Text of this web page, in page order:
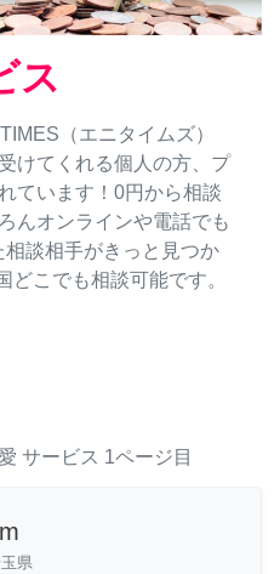
ス
（エニタイムズ）
けてくれる個人の方、プ
ています！0円から相談
んオンラインや電話でも
談相手がきっと見つか
どこでも相談可能です。
サービス 1ページ目
県